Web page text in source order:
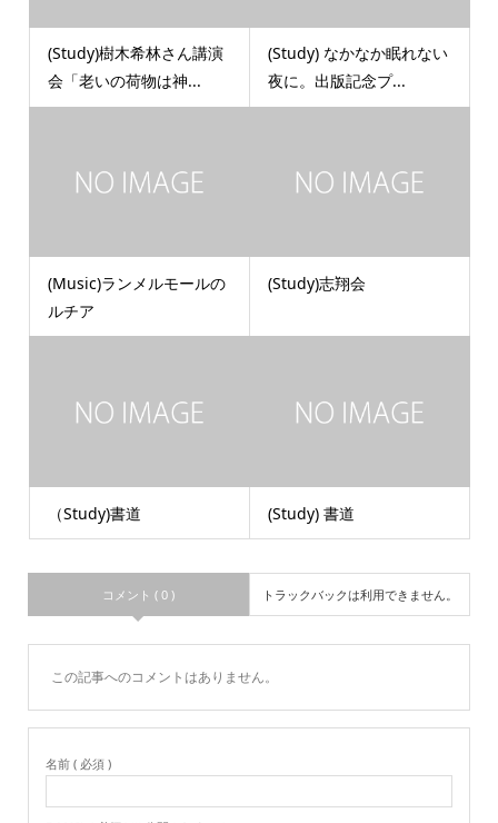
(Study)樹木希林さん講演
会「老いの荷物は神...
(Study) なかなか眠れない
夜に。出版記念プ...
(Music)ランメルモールの
ルチア
(Study)志翔会
（Study)書道 (Study) 書道
コメント ( 0 ) トラックバックは利用できません。
この記事へのコメントはありません。
名前 ( 必須 )